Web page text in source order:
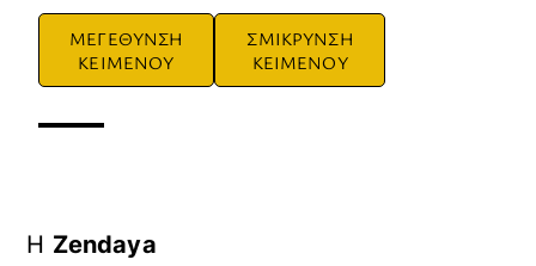
ΜΕΓΕΘΥΝΣΗ
ΚΕΙΜΕΝΟΥ
ΣΜΙΚΡΥΝΣΗ
ΚΕΙΜΕΝΟΥ
H Zendaya